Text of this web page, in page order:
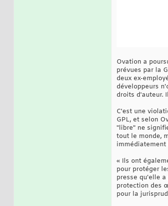
Ovation a
prévues par la
deux ex-
développeurs
droits d'auteur.
C'est une
GPL, et selon
"libre" ne
tout le monde,
« Ils ont
pour protéger
presse qu'elle
protection des
pour la